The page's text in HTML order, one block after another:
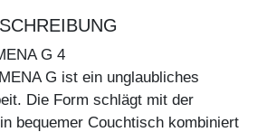
G 4
G ist ein unglaubliches
Die Form schlägt mit der
bequemer Couchtisch kombiniert